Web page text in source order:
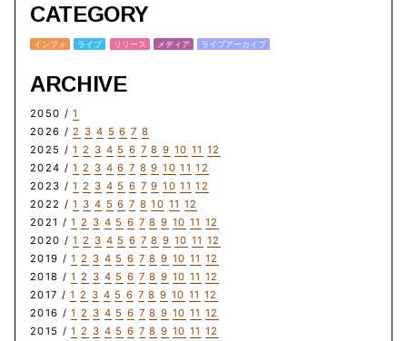
CATEGORY
インフォ ライブ リリース メディア ライブアーカイブ
ARCHIVE
2050 /1
2026 / 2 3 4 5 6 7 8
2025 /1 2 3 4 5 6 7 8 9 10 11 12
2024 /1 2 3 4 6 7 8 9 10 11 12
2023 /1 2 3 4 5 6 7 9 10 11 12
2022 /1 3 4 5 6 7 8 10 11 12
2021 /1 2 3 4 5 6 7 8 9 10 11 12
2020 /1 2 3 4 5 6 7 8 9 10 11 12
2019 /1 2 3 4 5 6 7 8 9 10 11 12
2018 /1 2 3 4 5 6 7 8 9 10 11 12
2017 /1 2 3 4 5 6 7 8 9 10 11 12
2016 /1 2 3 4 5 6 7 8 9 10 11 12
2015 /1 2 3 4 5 6 7 8 9 10 11 12